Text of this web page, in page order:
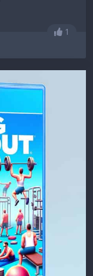
Gefällt
1